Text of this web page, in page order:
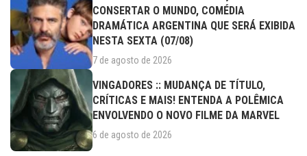
CONSERTAR O MUNDO, COMÉDIA
DRAMÁTICA ARGENTINA QUE SERÁ EXIBIDA
NESTA SEXTA (07/08)
7 de agosto de 2026
VINGADORES :: MUDANÇA DE TÍTULO,
CRÍTICAS E MAIS! ENTENDA A POLÊMICA
ENVOLVENDO O NOVO FILME DA MARVEL
6 de agosto de 2026